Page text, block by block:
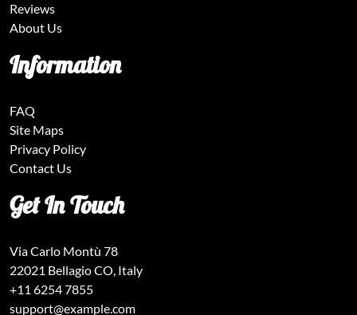
Reviews
About Us
Information
FAQ
Site Maps
Privacy Policy
Contact Us
Get In Touch
Via Carlo Montù 78
22021 Bellagio CO, Italy
+11 6254 7855
support@example.com